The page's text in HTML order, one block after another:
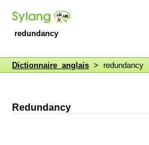
redundancy
Dictionnaire anglais > redundancy
Redundancy